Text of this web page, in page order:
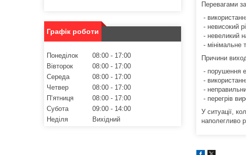
Перевагами
-
- невисокий
- невеликий
- мінімальне
Причини
- порушення
-
-
- перегрів
У ситуації,
наполегливо
Графік роботи
Понеділок 08:00
17:00
Вівторок
08:00
17:00
Середа
08:00
17:00
Четвер
08:00
17:00
Пʼятниця
08:00
17:00
Субота
09:00
14:00
Неділя
Вихідний